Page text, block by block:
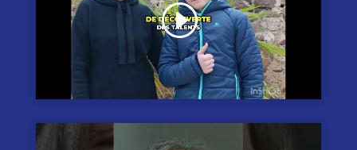
Cliquez pour accepter les cookies
marketing et activer ce contenu